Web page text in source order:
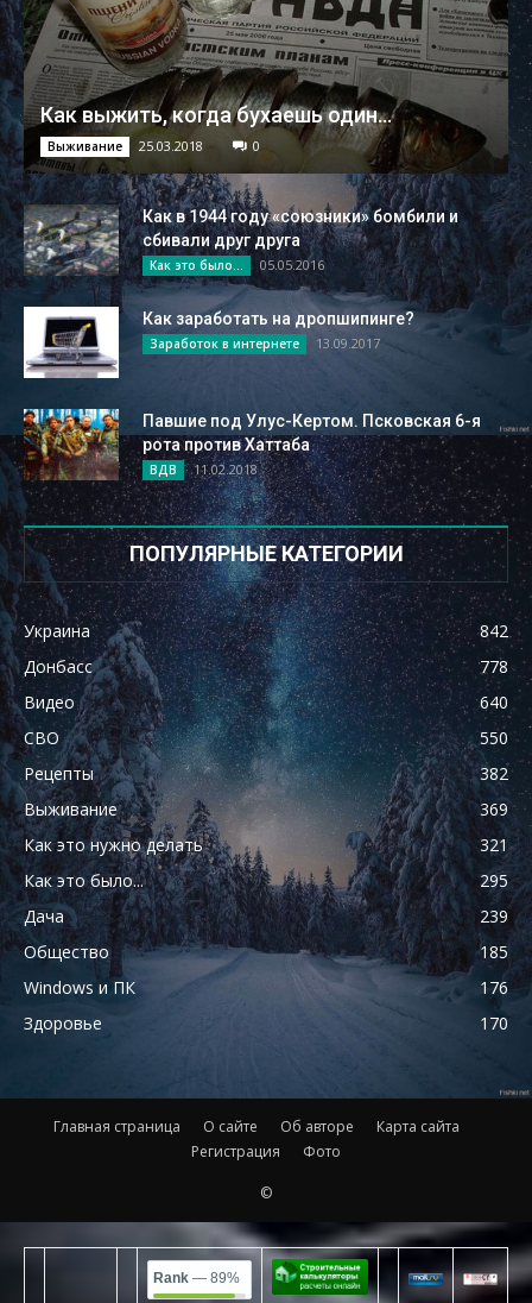
Как выжить, когда бухаешь один...
Выживание 25.03.2018 0
Как в 1944 году «союзники» бомбили и
сбивали друг друга
Как это было... 05.05.2016
Как заработать на дропшипинге?
Заработок в интернете 13.09.2017
Павшие под Улус-Кертом. Псковская 6-я
рота против Хаттаба
ВДВ 11.02.2018
ПОПУЛЯРНЫЕ КАТЕГОРИИ
Украина
842
Донбасс
778
Видео
640
СВО
550
Рецепты
382
Выживание
369
Как это нужно делать
321
Как это было...
295
Дача
239
Общество
185
Windows и ПК
176
Здоровье
170
Главная страница О сайте Об авторе
Карта сайта
Регистрация
Фото
©
Rank — 89%